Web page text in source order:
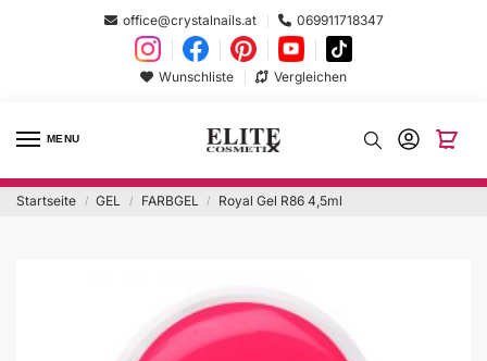
office@crystalnails.at 069911718347
Wunschliste Vergleichen
MENU
Startseite / GEL / FARBGEL / Royal Gel R86 4,5ml